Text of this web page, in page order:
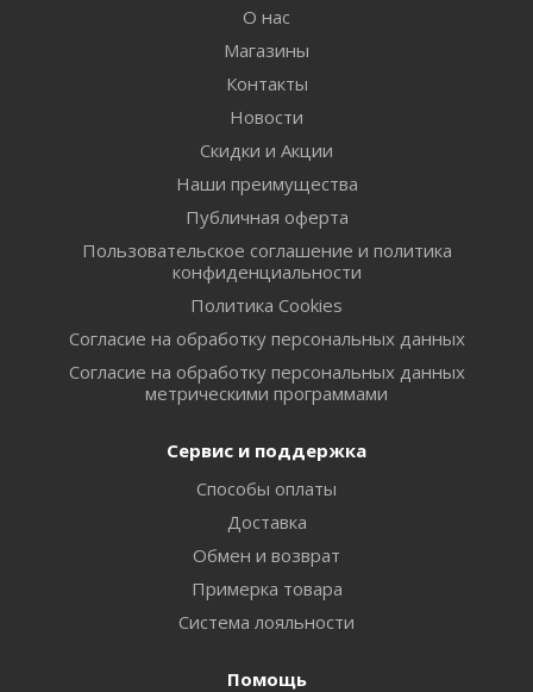
О нас
Магазины
Контакты
Новости
Скидки и Акции
Наши преимущества
Публичная оферта
Пользовательское соглашение и политика
конфиденциальности
Политика Cookies
Согласие на обработку персональных данных
Согласие на обработку персональных данных
метрическими программами
Сервис и поддержка
Способы оплаты
Доставка
Обмен и возврат
Примерка товара
Система лояльности
Помощь